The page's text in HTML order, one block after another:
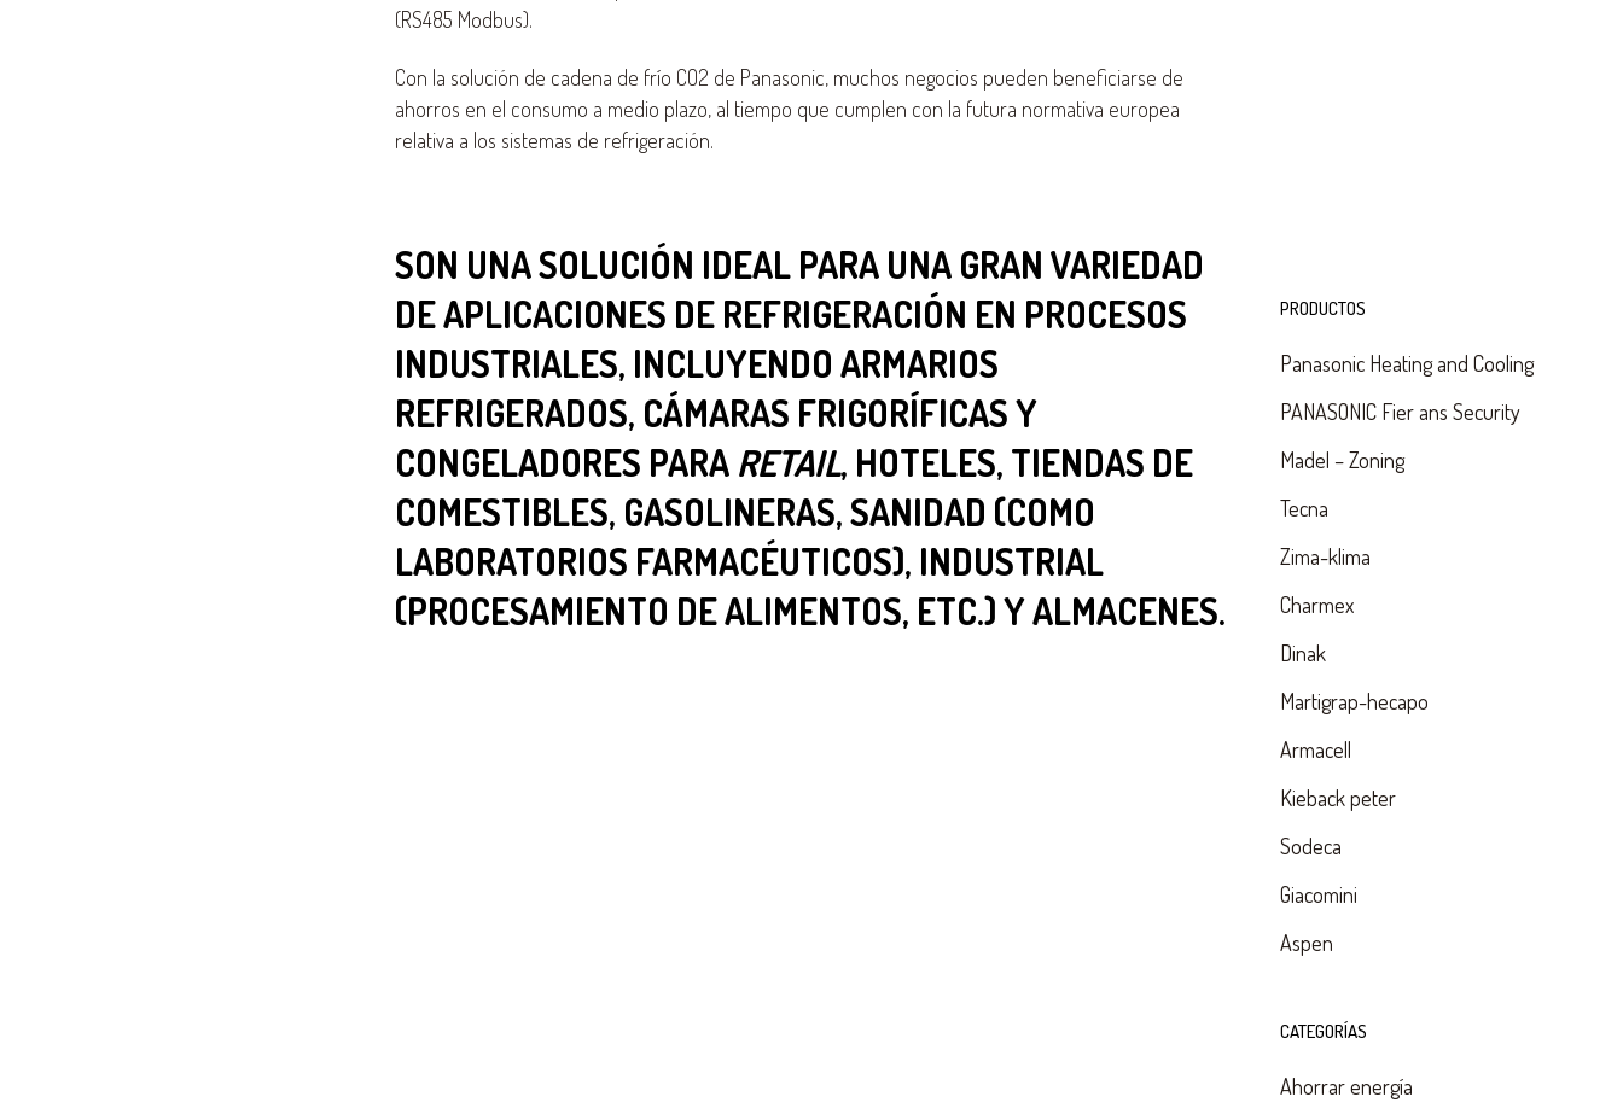
(RS485 Modbus).
Con la solución de cadena de frío CO2 de Panasonic, muchos negocios pueden beneficiarse de
ahorros en el consumo a medio plazo, al tiempo que cumplen con la futura normativa europea
relativa a los sistemas de refrigeración.
SON UNA SOLUCIÓN IDEAL PARA UNA GRAN VARIEDAD
DE APLICACIONES DE REFRIGERACIÓN EN PROCESOS
INDUSTRIALES, INCLUYENDO ARMARIOS
REFRIGERADOS, CÁMARAS FRIGORÍFICAS Y
CONGELADORES PARA RETAIL, HOTELES, TIENDAS DE
COMESTIBLES, GASOLINERAS, SANIDAD (COMO
LABORATORIOS FARMACÉUTICOS), INDUSTRIAL
(PROCESAMIENTO DE ALIMENTOS, ETC.) Y ALMACENES.
PRODUCTOS
Panasonic Heating and Cooling
PANASONIC Fier ans Security
Madel – Zoning
Tecna
Zima-klima
Charmex
Dinak
Martigrap-hecapo
Armacell
Kieback peter
Sodeca
Giacomini
Aspen
CATEGORÍAS
Ahorrar energía